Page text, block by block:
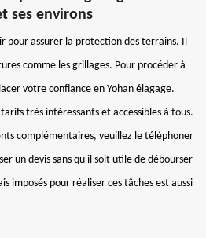
ses environs
pour assurer la protection des terrains. Il
comme les grillages. Pour procéder à
votre confiance en Yohan élagage.
très intéressants et accessibles à tous.
complémentaires, veuillez le téléphoner
un devis sans qu'il soit utile de débourser
imposés pour réaliser ces tâches est aussi